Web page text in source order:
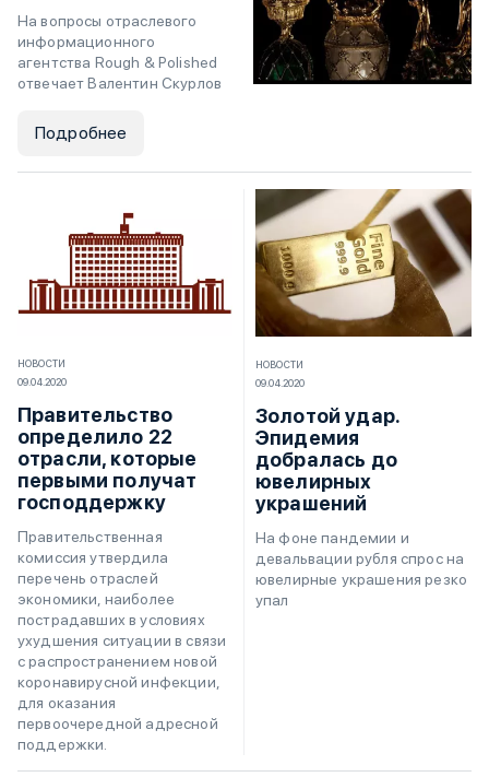
На вопросы отраслевого
информационного
агентства Rough & Polished
отвечает Валентин Скурлов
Подробнее
НОВОСТИ
09.04.2020
Правительство
определило 22
отрасли, которые
первыми получат
господдержку
Правительственная
комиссия утвердила
перечень отраслей
экономики, наиболее
пострадавших в условиях
ухудшения ситуации в связи
с распространением новой
коронавирусной инфекции,
для оказания
первоочередной адресной
поддержки.
НОВОСТИ
09.04.2020
Золотой удар.
Эпидемия
добралась до
ювелирных
украшений
На фоне пандемии и
девальвации рубля спрос на
ювелирные украшения резко
упал